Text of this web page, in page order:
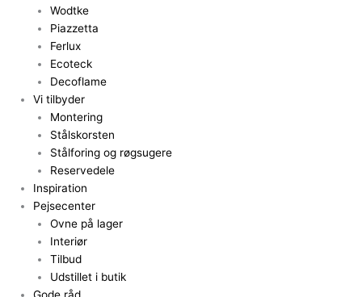
Wodtke
Piazzetta
Ferlux
Ecoteck
Decoflame
Vi tilbyder
Montering
Stålskorsten
Stålforing og røgsugere
Reservedele
Inspiration
Pejsecenter
Ovne på lager
Interiør
Tilbud
Udstillet i butik
Gode råd